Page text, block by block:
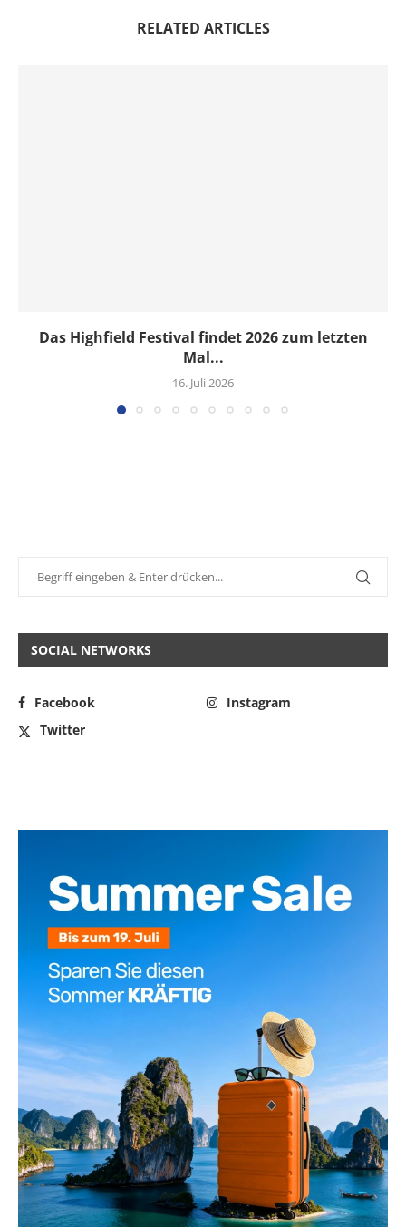
RELATED ARTICLES
Das Highfield Festival findet 2026 zum letzten
Mal...
16. Juli 2026
SOCIAL NETWORKS
Facebook
Instagram
Twitter